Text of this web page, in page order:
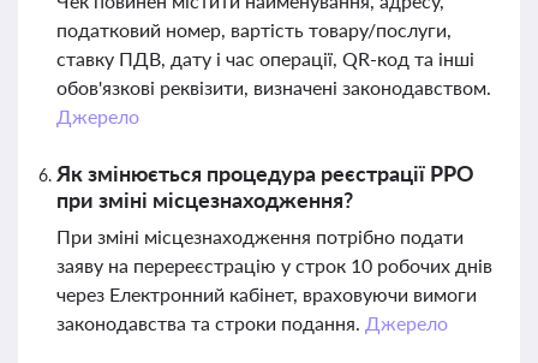
податковий номер, вартість товару/послуги,
ставку ПДВ, дату і час операції, QR-код та інші
обов'язкові реквізити, визначені законодавством.
Джерело
Як змінюється процедура реєстрації РРО
при зміні місцезнаходження?
При зміні місцезнаходження потрібно подати
заяву на перереєстрацію у строк 10 робочих днів
через Електронний кабінет, враховуючи вимоги
законодавства та строки подання. Джерело